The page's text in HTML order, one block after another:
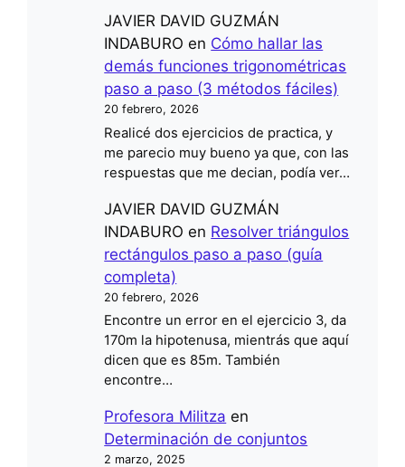
JAVIER DAVID GUZMÁN
INDABURO en Cómo hallar las
demás funciones trigonométricas
paso a paso (3 métodos fáciles)
20 febrero, 2026
Realicé dos ejercicios de practica, y
me parecio muy bueno ya que, con las
respuestas que me decian, podía ver…
JAVIER DAVID GUZMÁN
INDABURO en Resolver triángulos
rectángulos paso a paso (guía
completa)
20 febrero, 2026
Encontre un error en el ejercicio 3, da
170m la hipotenusa, mientrás que aquí
dicen que es 85m. También
encontre…
Profesora Militza en
Determinación de conjuntos
2 marzo, 2025